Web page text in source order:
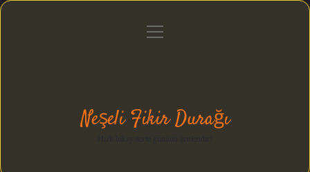
Gizlilik Politikası
menüyü
Neşeli Fikir Durağı